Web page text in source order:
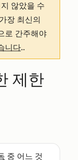
않았을 수
장 최신의
로 간주해야
니다..
제한
중 어느 것